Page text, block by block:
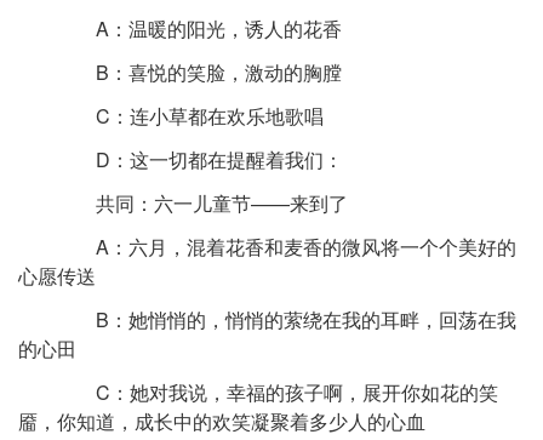
A：温暖的阳光，诱人的花香
B：喜悦的笑脸，激动的胸膛
C：连小草都在欢乐地歌唱
D：这一切都在提醒着我们：
共同：六一儿童节——来到了
A：六月，混着花香和麦香的微风将一个个美好的
心愿传送
B：她悄悄的，悄悄的萦绕在我的耳畔，回荡在我
的心田
C：她对我说，幸福的孩子啊，展开你如花的笑
靥，你知道，成长中的欢笑凝聚着多少人的心血